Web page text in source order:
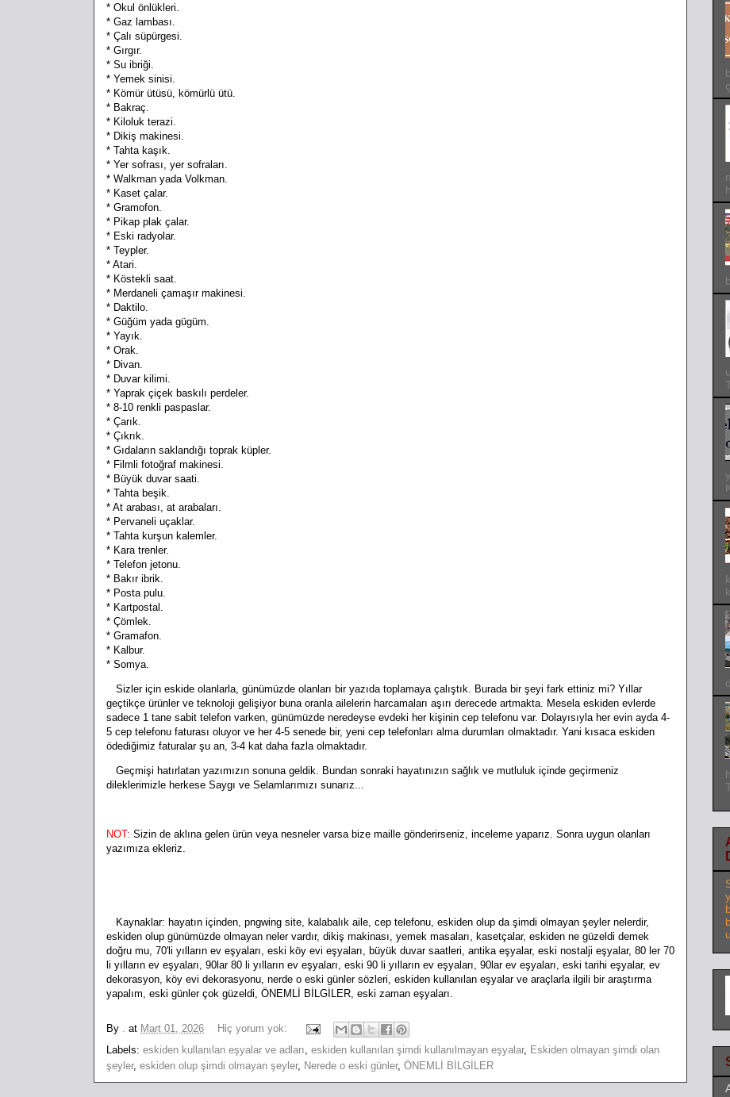
* Okul önlükleri.
* Gaz lambası.
* Çalı süpürgesi.
* Gırgır.
* Su ibriği.
* Yemek sinisi.
* Kömür ütüsü, kömürlü ütü.
* Bakraç.
* Kiloluk terazi.
* Dikiş makinesi.
* Tahta kaşık.
* Yer sofrası, yer sofraları.
* Walkman yada Volkman.
* Kaset çalar.
* Gramofon.
* Pikap plak çalar.
* Eski radyolar.
* Teypler.
* Atari.
* Köstekli saat.
* Merdaneli çamaşır makinesi.
* Daktilo.
* Güğüm yada gügüm.
* Yayık.
* Orak.
* Divan.
* Duvar kilimi.
* Yaprak çiçek baskılı perdeler.
* 8-10 renkli paspaslar.
* Çarık.
* Çıkrık.
* Gıdaların saklandığı toprak küpler.
* Filmli fotoğraf makinesi.
* Büyük duvar saati.
* Tahta beşik.
* At arabası, at arabaları.
* Pervaneli uçaklar.
* Tahta kurşun kalemler.
* Kara trenler.
* Telefon jetonu.
* Bakır ibrik.
* Posta pulu.
* Kartpostal.
* Çömlek.
* Gramafon.
* Kalbur.
* Somya.
Sizler için eskide olanlarla, günümüzde olanları bir yazıda toplamaya çalıştık. Burada bir şeyi fark ettiniz mi? Yıllar
geçtikçe ürünler ve teknoloji gelişiyor buna oranla ailelerin harcamaları aşırı derecede artmakta. Mesela eskiden evlerde
sadece 1 tane sabit telefon varken, günümüzde neredeyse evdeki her kişinin cep telefonu var. Dolayısıyla her evin ayda 4-
5 cep telefonu faturası oluyor ve her 4-5 senede bir, yeni cep telefonları alma durumları olmaktadır. Yani kısaca eskiden
ödediğimiz faturalar şu an, 3-4 kat daha fazla olmaktadır.
Geçmişi hatırlatan yazımızın sonuna geldik. Bundan sonraki hayatınızın sağlık ve mutluluk içinde geçirmeniz
dileklerimizle herkese Saygı ve Selamlarımızı sunarız...
NOT: Sizin de aklına gelen ürün veya nesneler varsa bize maille gönderirseniz, inceleme yaparız. Sonra uygun olanları
yazımıza ekleriz.
Kaynaklar: hayatın içinden, pngwing site, kalabalık aile, cep telefonu, eskiden olup da şimdi olmayan şeyler nelerdir,
eskiden olup günümüzde olmayan neler vardır, dikiş makinası, yemek masaları, kasetçalar, eskiden ne güzeldi demek
doğru mu, 70'li yılların ev eşyaları, eski köy evi eşyaları, büyük duvar saatleri, antika eşyalar, eski nostalji eşyalar, 80 ler 70
li yılların ev eşyaları, 90lar 80 li yılların ev eşyaları, eski 90 li yılların ev eşyaları, 90lar ev eşyaları, eski tarihi eşyalar, ev
dekorasyon, köy evi dekorasyonu, nerde o eski günler sözleri, eskiden kullanılan eşyalar ve araçlarla ilgili bir araştırma
yapalım, eski günler çok güzeldi, ÖNEMLİ BİLGİLER, eski zaman eşyaları.
By . at Mart 01, 2026
Hiç yorum yok:
Labels: eskiden kullanılan eşyalar ve adları eskiden kullanılan şimdi kullanılmayan eşyalar, Eskiden olmayan şimdi olan
şeyler, eskiden olup şimdi olmayan şeyler, Nerede o eski günler, ÖNEMLİ BİLGİLER